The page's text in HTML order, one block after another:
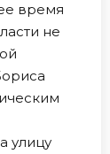
время
не
улицу